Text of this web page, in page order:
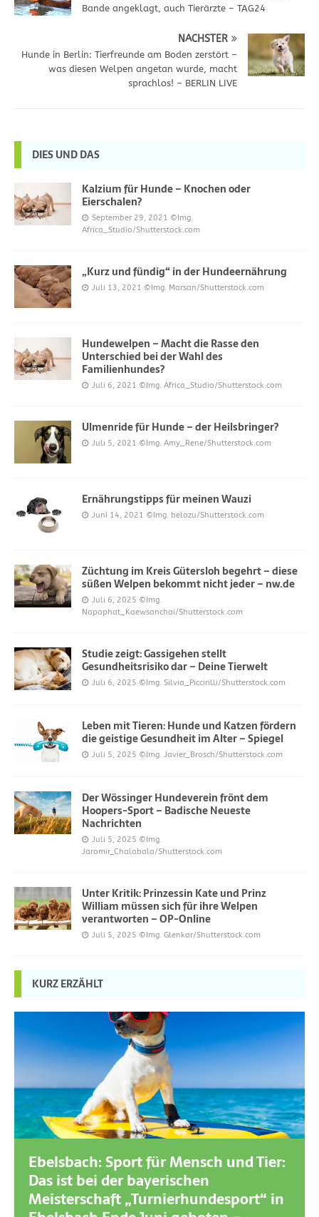
Bande angeklagt, auch Tierärzte – TAG24
NÄCHSTER
Hunde in Berlin: Tierfreunde am Boden zerstört –
was diesen Welpen angetan wurde, macht
sprachlos! – BERLIN LIVE
DIES UND DAS
Kalzium für Hunde – Knochen oder
Eierschalen?
September 29, 2021 ©Img.
Africa_Studio/Shutterstock.com
„Kurz und fündig“ in der Hundeernährung
Juli 13, 2021 ©Img. Marsan/Shutterstock.com
Hundewelpen – Macht die Rasse den
Unterschied bei der Wahl des
Familienhundes?
Juli 6, 2021 ©Img. Africa_Studio/Shutterstock.com
Ulmenride für Hunde – der Heilsbringer?
Juli 5, 2021 ©Img. Amy_Rene/Shutterstock.com
Ernährungstipps für meinen Wauzi
Juni 14, 2021 ©Img. belozu/Shutterstock.com
Züchtung im Kreis Gütersloh begehrt – diese
süßen Welpen bekommt nicht jeder – nw.de
Juli 6, 2025 ©Img.
Napaphat_Kaewsanchai/Shutterstock.com
Studie zeigt: Gassigehen stellt
Gesundheitsrisiko dar – Deine Tierwelt
Juli 6, 2025 ©Img. Silvia_Piccirilli/Shutterstock.com
Leben mit Tieren: Hunde und Katzen fördern
die geistige Gesundheit im Alter – Spiegel
Juli 5, 2025 ©Img. Javier_Brosch/Shutterstock.com
Der Wössinger Hundeverein frönt dem
Hoopers-Sport – Badische Neueste
Nachrichten
Juli 5, 2025 ©Img.
Jaromir_Chalabala/Shutterstock.com
Unter Kritik: Prinzessin Kate und Prinz
William müssen sich für ihre Welpen
verantworten – OP-Online
Juli 5, 2025 ©Img. Glenkar/Shutterstock.com
KURZ ERZÄHLT
Ebelsbach: Sport für Mensch und Tier:
Das ist bei der bayerischen
Meisterschaft „Turnierhundesport“ in